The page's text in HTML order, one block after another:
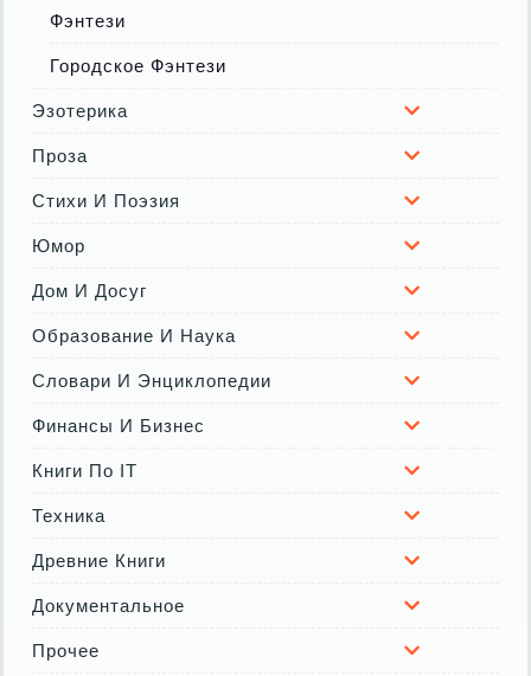
Фэнтези
Городское Фэнтези
Эзотерика
Проза
Стихи И Поэзия
Юмор
Дом И Досуг
Образование И Наука
Словари И Энциклопедии
Финансы И Бизнес
Книги По IT
Техника
Древние Книги
Документальное
Прочее